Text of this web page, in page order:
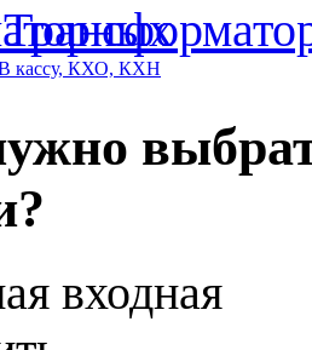
кассу, КХО, КХН